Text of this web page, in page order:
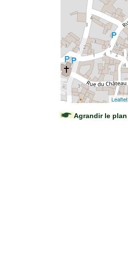
Leaflet
Agrandir le plan